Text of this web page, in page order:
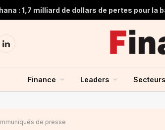
LinkedIn
Finance Leaders Secteurs
de presse